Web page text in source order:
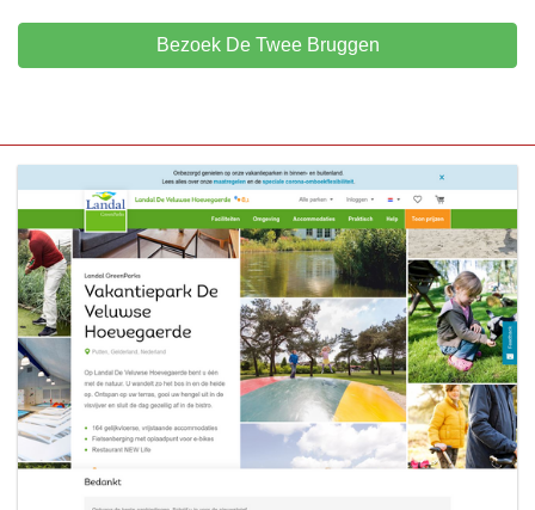
Bezoek De Twee Bruggen